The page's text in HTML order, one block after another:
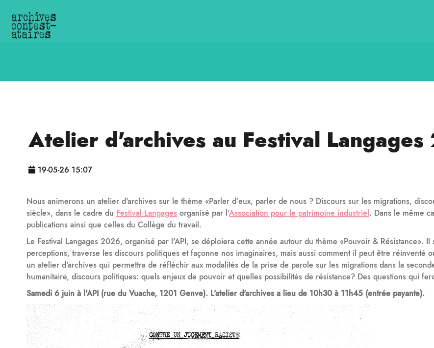
Atelier d'archives au Festival
19-05-26 15:07
Nous animerons un atelier d'archives sur le thème «Parler d’eux, parler de nous ? Discours sur les migrations,
siècle», dans le cadre du Festival Langages organisé par l'Association pour le patrimoine industriel. Dans le même
publications ainsi que celles du Collège du travail.
Le Festival Langages 2026, organisé par l'API, se déploiera cette année autour du thème «Pouvoir & Résistance».
perceptions, traverse les discours politiques et façonne nos imaginaires, mais aussi comment il peut être réinventé
un atelier d'archives qui permettra de réfléchir aux modalités de la prise de parole sur les migrations dans la
humanitaire, discours politiques: quels enjeux de pouvoir et quelles possibilités de résistance? Des questions qui
Samedi 6 juin à l'API (rue du Vuache, 1201 Genve). L'atelier d'archives a lieu de 10h30 à 11h45 (entrée payante).